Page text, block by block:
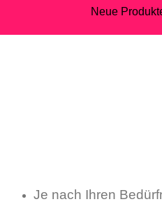
Neue
Je nach Ihren